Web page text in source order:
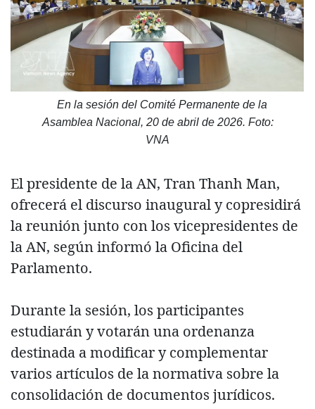
En la sesión del Comité Permanente de la
Asamblea Nacional, 20 de abril de 2026. Foto:
VNA
El presidente de la AN, Tran Thanh Man,
ofrecerá el discurso inaugural y copresidirá
la reunión junto con los vicepresidentes de
la AN, según informó la Oficina del
Parlamento.
Durante la sesión, los participantes
estudiarán y votarán una ordenanza
destinada a modificar y complementar
varios artículos de la normativa sobre la
consolidación de documentos jurídicos.